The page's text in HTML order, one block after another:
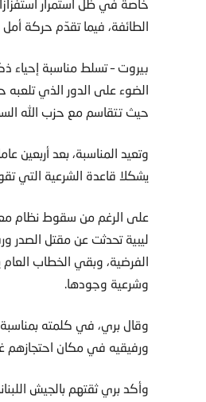
خاصة في ظل استمرار
الطائفة، فيما تقدّم حركة
بيروت – تسلط مناسبة إحياء
الضوء على الدور الذي تلعبه
حيث تتقاسم مع حزب الله
وتعيد المناسبة، بعد أربعين
يشكلا قاعدة الشرعية التي
على الرغم من سقوط نظام
ليبية تحدثت عن مقتل الصدر
الفرضية، وبقي الخطاب العام
وشرعية وجودها.
وقال بري، في كلمته
ورفيقيه في مكان احتجازهم
وأكد بري ثقتهم بالجيش